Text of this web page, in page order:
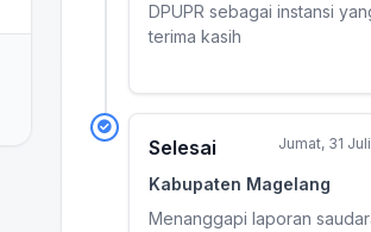
DPUPR sebagai instansi
terima kasih
Selesai Jumat, 31
Kabupaten Magelang
Menanggapi laporan